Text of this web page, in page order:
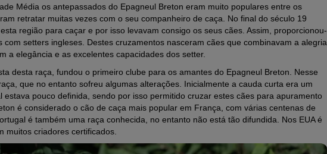
Média os antepassados do Epagneul Breton eram muito populares entre os
retratar muitas vezes com o seu companheiro de caça. No final do século 19
região para caçar e por isso levavam consigo os seus cães. Assim, proporcionou-
setters ingleses. Destes cruzamentos nasceram cães que combinavam a alegria
a elegância e as excelentes capacidades dos setter.
desta raça, fundou o primeiro clube para os amantes do Epagneul Breton. Nesse
que no entanto sofreu algumas alterações. Inicialmente a cauda curta era um
estava pouco definida, sendo por isso permitido cruzar estes cães para apuramento
é considerado o cão de caça mais popular em França, com várias centenas de
é também uma raça conhecida, no entanto não está tão difundida. Nos EUA é
muitos criadores certificados.